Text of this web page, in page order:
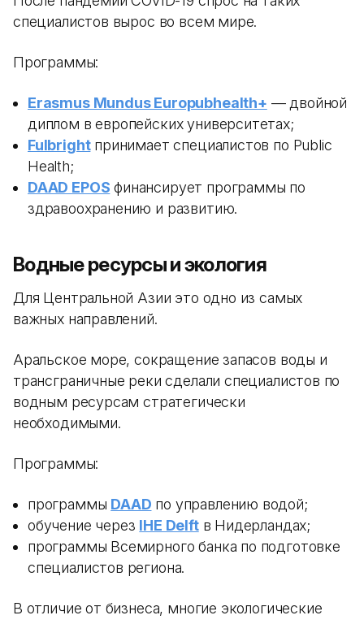
специалистов вырос во всем мире.
Программы:
Erasmus Mundus Europubhealth+ — двойной
диплом в европейских университетах;
Fulbrightпринимает специалистов по Public
Health;
DAAD EPOS финансирует программы по
здравоохранению и развитию.
Водные ресурсы и экология
Для Центральной Азии это одно из самых
важных направлений.
Аральское море, сокращение запасов воды и
трансграничные реки сделали специалистов по
водным ресурсам стратегически
необходимыми.
Программы:
программы DAAD по управлению водой;
обучение через IHE Delftв Нидерландах;
программы Всемирного банка по подготовке
специалистов региона.
В отличие от бизнеса, многие экологические